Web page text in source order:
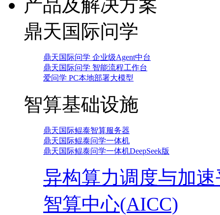
产品及解决方案
鼎天国际问学
鼎天国际问学 企业级Agent中台
鼎天国际问学 智能流程工作台
爱问学 PC本地部署大模型
智算基础设施
鼎天国际鲲泰智算服务器
鼎天国际鲲泰问学一体机
鼎天国际鲲泰问学一体机DeepSeek版
异构算力调度与加
智算中心(AICC)